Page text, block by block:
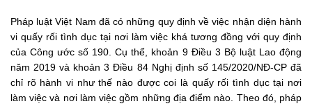
Pháp luật Việt Nam đã có những quy định về việc nhận diện hành
vi quấy rối tình dục tại nơi làm việc khá tương đồng với quy định
của Công ước số 190. Cụ thể, khoản 9 Điều 3 Bộ luật Lao động
năm 2019 và khoản 3 Điều 84 Nghị định số 145/2020/NĐ-CP đã
chỉ rõ hành vi như thế nào được coi là quấy rối tình dục tại nơi
làm việc và nơi làm việc gồm những địa điểm nào. Theo đó, pháp